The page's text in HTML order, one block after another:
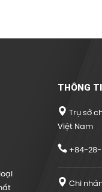
THÔNG
Trụ sở
Việt Nam
+84-28-
Chi